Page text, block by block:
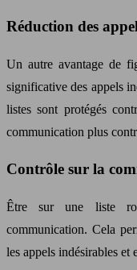
Réduction des
Un autre avantage de
significative des appels
listes sont protégés
communication plus
Contrôle sur la
Être sur une liste
communication. Cela
les appels indésirables et